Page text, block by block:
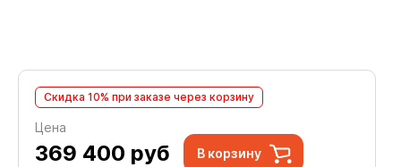
Скидка 10% при заказе через корзину
Цена
369 400 руб В корзину